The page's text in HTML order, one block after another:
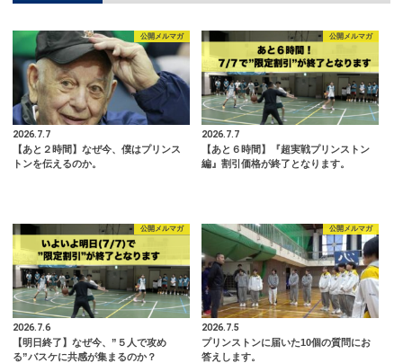
公開メルマガ
2026.7.7
【あと２時間】なぜ今、僕はプリンス
トンを伝えるのか。
公開メルマガ
2026.7.7
【あと６時間】『超実戦プリンストン
編』割引価格が終了となります。
公開メルマガ
2026.7.6
【明日終了】なぜ今、”５人で攻め
る”バスケに共感が集まるのか？
公開メルマガ
2026.7.5
プリンストンに届いた10個の質問にお
答えします。